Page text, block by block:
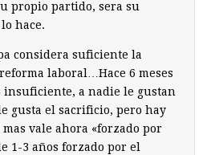
propio partido, sera su
hace.
considera suficiente la
laboral…Hace 6 meses
insuficiente, a nadie le gustan
gusta el sacrificio, pero hay
vale ahora «forzado por
1-3 años forzado por el